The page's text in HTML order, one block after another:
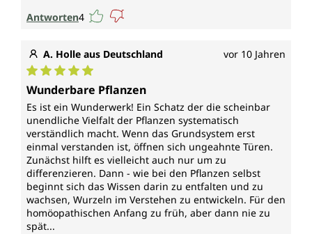
Antworten4
A. Holle aus Deutschland vor 10 Jahren
Durchschnittliche Bewertung von 5 von 5 Sternen
Wunderbare Pflanzen
Es ist ein Wunderwerk! Ein Schatz der die scheinbar
unendliche Vielfalt der Pflanzen systematisch
verständlich macht. Wenn das Grundsystem erst
einmal verstanden ist, öffnen sich ungeahnte Türen.
Zunächst hilft es vielleicht auch nur um zu
differenzieren. Dann - wie bei den Pflanzen selbst
beginnt sich das Wissen darin zu entfalten und zu
wachsen, Wurzeln im Verstehen zu entwickeln. Für den
homöopathischen Anfang zu früh, aber dann nie zu
spät...